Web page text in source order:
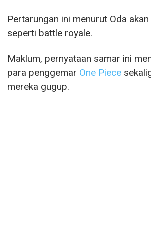
Pertarungan ini menurut Oda
seperti battle royale.
Maklum, pernyataan samar ini
para penggemar One Piece
mereka gugup.